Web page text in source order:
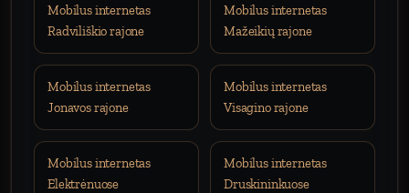
Mobilus internetas
Radviliškio rajone
Mobilus internetas
Mažeikių rajone
Mobilus internetas
Jonavos rajone
Mobilus internetas
Visagino rajone
Mobilus internetas
Elektrėnuose
Mobilus internetas
Druskininkuose